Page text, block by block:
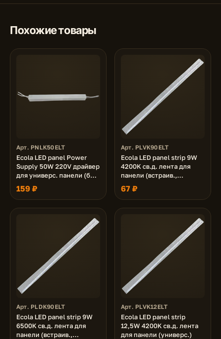
Похожие товары
Арт. PNLK50ELT
Ecola LED panel Power
Supply 50W 220V драйвер
для универс. панели (без
ступеньки - PN*K50ELC)
159 ₽
Арт. PLVK90ELT
Ecola LED panel strip 9W
4200K св.д. лента для
панели (встраив.,
универс.)
67 ₽
Арт. PLDK90ELT
Ecola LED panel strip 9W
6500K св.д. лента для
панели (встраив.,
Арт. PLVK12ELT
Ecola LED panel strip
12,5W 4200K св.д. лента
для панели (универс.)